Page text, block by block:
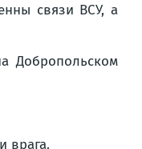
связи ВСУ, а
Добропольском
врага.